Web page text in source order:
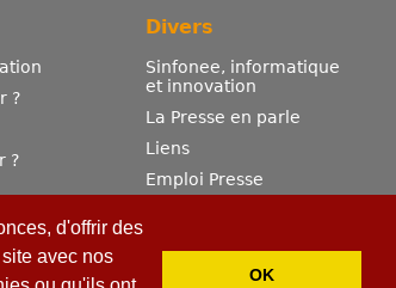
d'offrir des
avec nos
OK
?
?
Divers
Sinfonee, informatique
et innovation
La Presse en parle
Liens
Emploi Presse